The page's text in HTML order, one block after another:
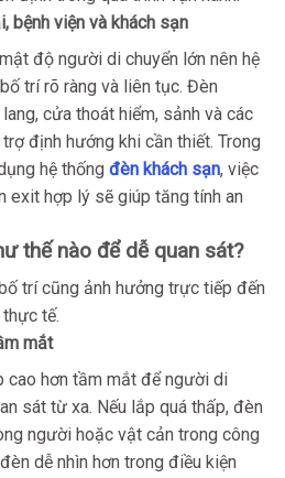
bệnh viện và khách sạn
độ người di chuyển lớn nên hệ
trí rõ ràng và liên tục. Đèn
cửa thoát hiểm, sảnh và các
định hướng khi cần thiết. Trong
hệ thống đèn khách sạn, việc
exit hợp lý sẽ giúp tăng tính an
thế nào để dễ quan sát?
trí cũng ảnh hưởng trực tiếp đến
tế.
mắt
hơn tầm mắt để người di
sát từ xa. Nếu lắp quá thấp, đèn
người hoặc vật cản trong công
dễ nhìn hơn trong điều kiện